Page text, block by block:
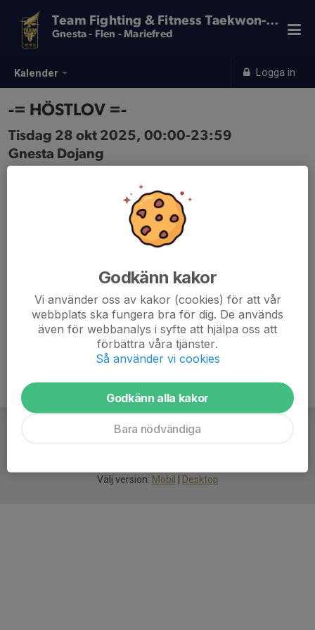
Kalender Logga in
Team Fighting & Fitness Taekwon-Do
Gnesta - Flen - Mariefred
-= HÖSTLOV =-
Tisdag 28 okt 2025, 00:00-23:59
Gnesta Dojang
Ingen träning på höstlovet!
Välj version: Mobil Desktop
Godkänn kakor
Vi använder oss av kakor (cookies) för att vår
webbplats ska fungera bra för dig. De används
även för webbanalys i syfte att hjälpa oss att
förbättra våra tjänster.
Så använder vi cookies
Godkänn alla kakor
Bara nödvändiga